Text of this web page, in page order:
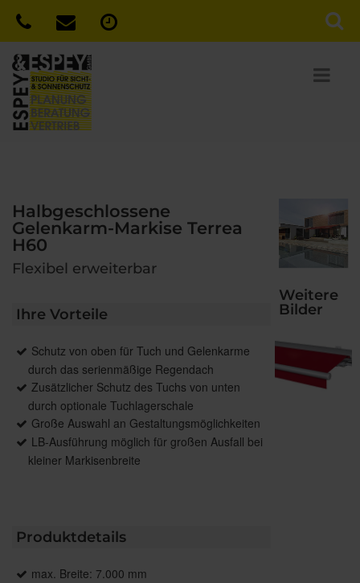
Halbgeschlossene
Gelenkarm-Markise Terrea
H60
Flexibel erweiterbar
Ihre Vorteile
Schutz von oben für Tuch und Gelenkarme
durch das serienmäßige Regendach
Zusätzlicher Schutz des Tuchs von unten
durch optionale Tuchlagerschale
Große Auswahl an Gestaltungsmöglichkeiten
LB-Ausführung möglich für großen Ausfall bei
kleiner Markisenbreite
Produktdetails
max. Breite: 7.000 mm
Weitere
Bilder